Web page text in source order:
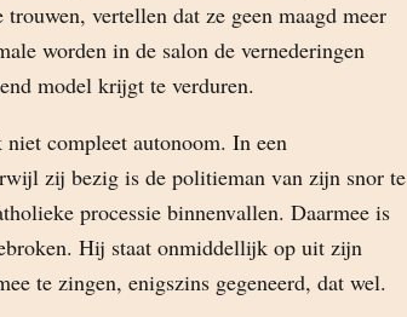
vertellen dat ze geen maagd meer
worden in de salon de vernederingen
model krijgt te verduren.
compleet autonoom. In een
zij bezig is de politieman van zijn snor te
processie binnenvallen. Daarmee is
Hij staat onmiddellijk op uit zijn
te zingen, enigszins gegeneerd, dat wel.